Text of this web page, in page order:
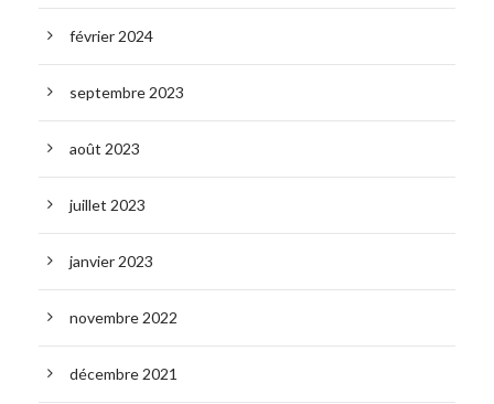
février 2024
septembre 2023
août 2023
juillet 2023
janvier 2023
novembre 2022
décembre 2021